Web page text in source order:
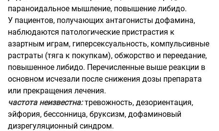
параноидальное мышление, повышение либидо.
У пациентов, получающих антагонисты дофамина,
наблюдаются патологические пристрастия к
азартным играм, гиперсексуальность, компульсивные
растраты (тяга к покупкам), обжорство и переедание,
повышенное либидо. Перечисленные выше реакции в
основном исчезали после снижения дозы препарата
или прекращения лечения.
частота неизвестна:тревожность, дезориентация,
эйфория, бессонница, бруксизм, дофаминовый
дизрегуляционный синдром.